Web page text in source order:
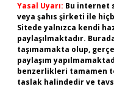
Yasal Uyarı: Bu internet
veya şahıs şirketi ile
Sitede yalnızca kendi
paylaşılmaktadır.
taşımamakta olup,
paylaşım
benzerlikleri tamamen
taslak halindedir ve